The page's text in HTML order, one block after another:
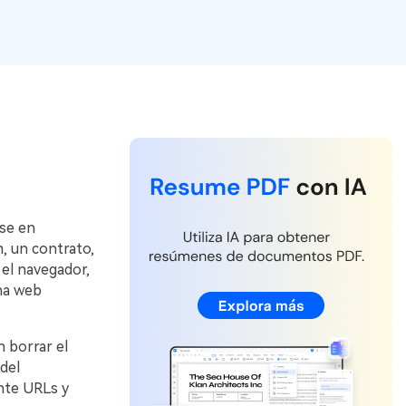
en
un contrato,
navegador,
web
borrar el
URLs y